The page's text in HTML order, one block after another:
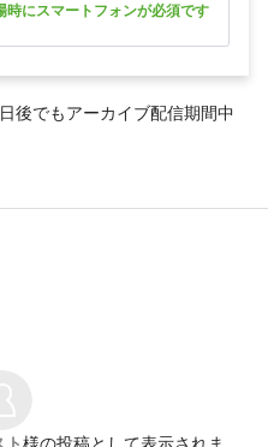
時にスマートフォンが必須です
後でもアーカイブ配信期間中
ト様の投稿として表示されま